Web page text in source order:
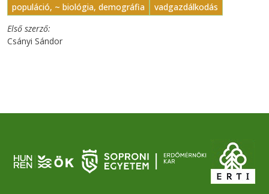
populáció, ~ biológia, demográfia
vadgazdálkodás
Első szerző
Csányi Sándor